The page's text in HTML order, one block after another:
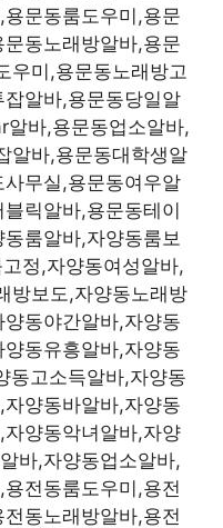
문동룸도우미,용문
동노래방알바,용문
우미,용문동노래방고
알바,용문동당일알
바,용문동업소알바,
알바,용문동대학생알
무실,용문동여우알
릭알바,용문동테이
룸알바,자양동룸보
정,자양동여성알바,
방보도,자양동노래방
동야간알바,자양동
동유흥알바,자양동
동고소득알바,자양동
양동바알바,자양동
양동악녀알바,자양
바,자양동업소알바,
전동룸도우미,용전
동노래방알바,용전